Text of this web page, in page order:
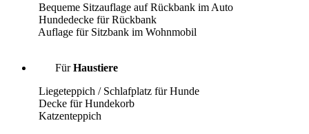
Bequeme Sitzauflage auf Rückbank im Auto
Hundedecke für Rückbank
Auflage für Sitzbank im Wohnmobil
FürHaustiere
Liegeteppich / Schlafplatz für Hunde
Decke für Hundekorb
Katzenteppich